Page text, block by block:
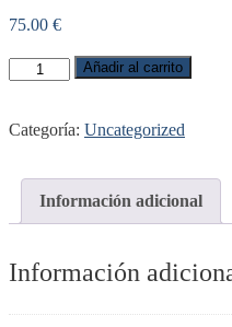
75.00 €
Añadir al carrito
Categoría: Uncategorized
Información adicional
Información